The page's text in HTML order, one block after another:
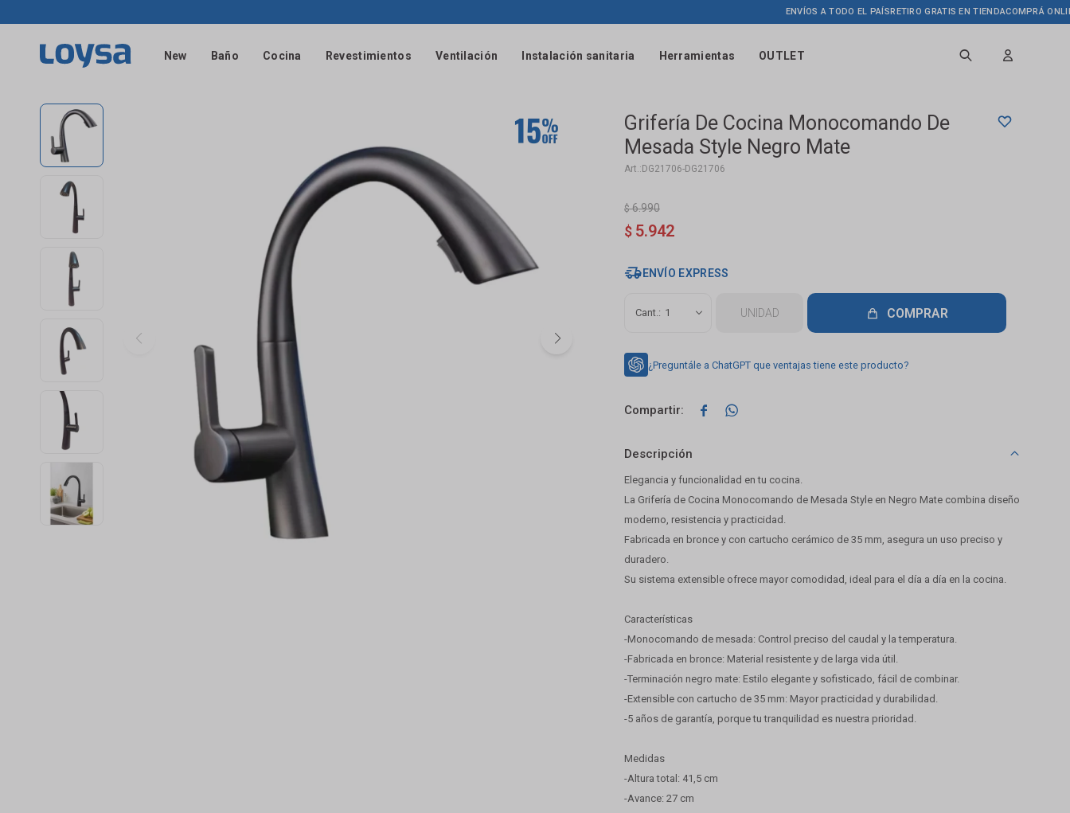
New Baño Cocina Revestimientos Ventilación Instalación sanitaria Herramientas OUTLET
ENVÍOS A TODO EL PAÍSRETIRO GRATIS EN TIENDACOMPRÁ ONLINE
Grifería De Cocina Monocomando De
Mesada Style Negro Mate
DG21706-DG21706
$ 5.942
$ 6.990
ENVÍO EXPRESS
1 UNIDAD COMPRAR
¿Preguntále a ChatGPT que ventajas tiene este producto?
 
Descripción
Elegancia y funcionalidad en tu cocina.
La Grifería de Cocina Monocomando de Mesada Style en Negro Mate combina diseño
moderno, resistencia y practicidad.
Fabricada en bronce y con cartucho cerámico de 35 mm, asegura un uso preciso y
duradero.
Su sistema extensible ofrece mayor comodidad, ideal para el día a día en la cocina.
Características
-Monocomando de mesada: Control preciso del caudal y la temperatura.
-Fabricada en bronce: Material resistente y de larga vida útil.
-Terminación negro mate: Estilo elegante y sofisticado, fácil de combinar.
-Extensible con cartucho de 35 mm: Mayor practicidad y durabilidad.
-5 años de garantía, porque tu tranquilidad es nuestra prioridad.
Medidas
-Altura total: 41,5 cm
-Avance: 27 cm